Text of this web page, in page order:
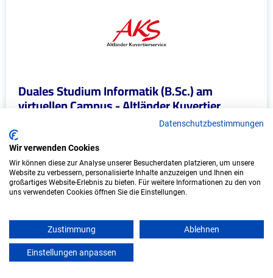
Duales Studium Informatik (B.Sc.) am
virtuellen Campus - Altländer Kuvertier
In Kooperation mit IU Duales Studium
(Internationale Hochschule)
Start: Oktober 2026
Freie Plätze: 1
Datenschutzbestimmungen
Wir verwenden Cookies
Wir können diese zur Analyse unserer Besucherdaten platzieren, um unsere
Website zu verbessern, personalisierte Inhalte anzuzeigen und Ihnen ein
großartiges Website-Erlebnis zu bieten. Für weitere Informationen zu den von
uns verwendeten Cookies öffnen Sie die Einstellungen.
Zustimmung Ablehnen
Einstellungen anpassen